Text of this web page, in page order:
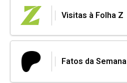
Visitas à Folha Z
Fatos da Semana